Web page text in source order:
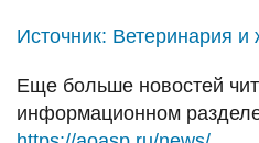
Источник: Ветеринария и
Еще больше новостей
информационном